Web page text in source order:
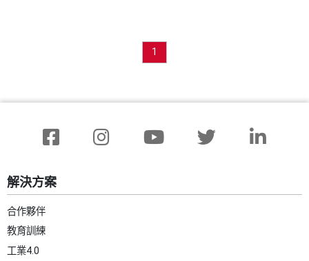
1
解決方案
合作夥伴
教育訓練
工業4.0